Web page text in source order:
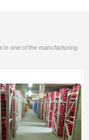
in one of the manufacturing